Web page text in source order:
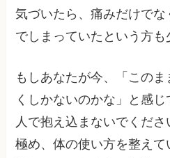
気づいたら、痛みだけで
でしまっていたという方も
もしあなたが今、「この
くしかないのかな」と感
人で抱え込まないでくだ
極め、体の使い方を整え